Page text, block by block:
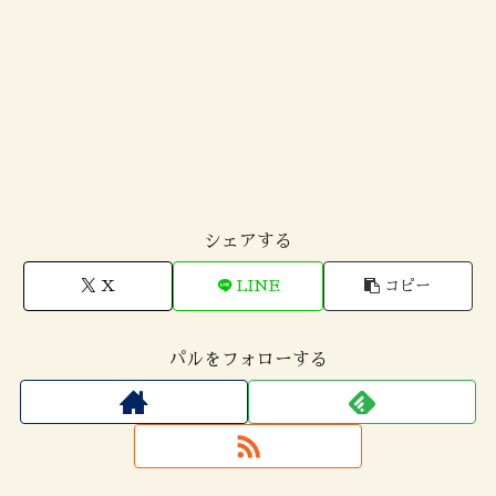
シェアする
X LINE コピー
パルをフォローする